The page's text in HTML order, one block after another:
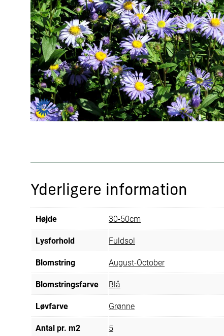
Yderligere information
Højde 30-50cm
Lysforhold Fuldsol
Blomstring August-October
Blomstringsfarve Blå
Løvfarve Grønne
Antal pr. m2 5